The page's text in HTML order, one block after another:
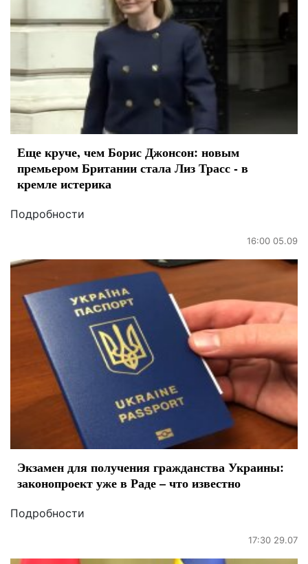
Еще круче, чем Борис Джонсон: новым
премьером Британии стала Лиз Трасс - в
кремле истерика
Подробности
16:00 05.09
Экзамен для получения гражданства Украины:
законопроект уже в Раде – что известно
Подробности
17:30 29.07